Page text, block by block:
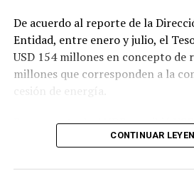
De acuerdo al reporte de la
Entidad, entre enero y julio, el
USD 154 millones en concepto de
millones que corresponden a la
cesión de energía.
Por su parte, la ANDE percibió
resarcimiento de las cargas de
CONTINUAR